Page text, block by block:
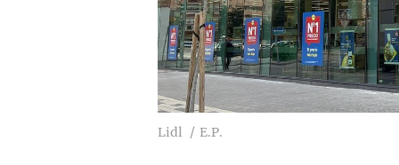
Lidl E.P.